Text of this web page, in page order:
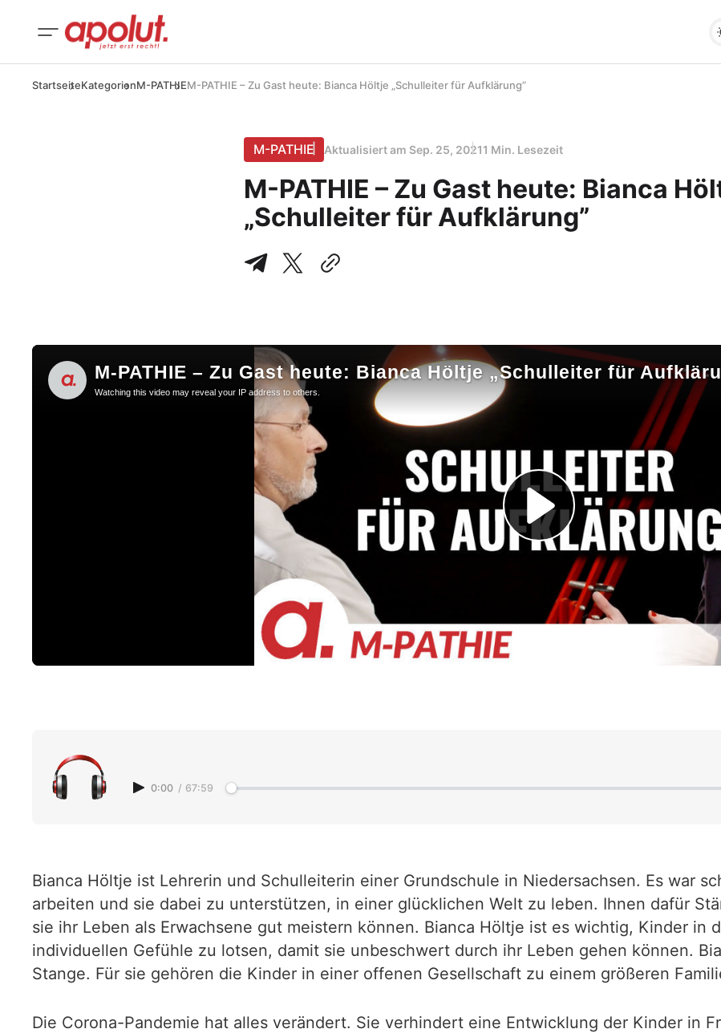
StartseiteKategorienM-PATHIEM-PATHIE – Zu Gast heute: Bianca Höltje „Schulleiter für Aufklärung”
M-PATHIE Aktualisiert am Sep. 25, 20211 Min. Lesezeit
M-PATHIE – Zu Gast heute: Bianca
„Schulleiter für Aufklärung”
0:00 / 67:59
Bianca Höltje ist Lehrerin und Schulleiterin einer Grundschule in Niedersachsen. Es war
arbeiten und sie dabei zu unterstützen, in einer glücklichen Welt zu leben. Ihnen dafür
sie ihr Leben als Erwachsene gut meistern können. Bianca Höltje ist es wichtig, Kinder in
individuellen Gefühle zu lotsen, damit sie unbeschwert durch ihr Leben gehen können.
Stange. Für sie gehören die Kinder in einer offenen Gesellschaft zu einem größeren
Die Corona-Pandemie hat alles verändert. Sie verhindert eine Entwicklung der Kinder in